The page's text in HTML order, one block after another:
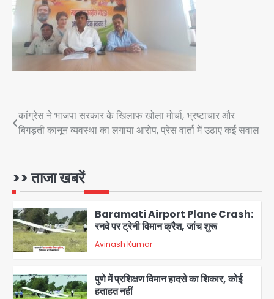
Post
navigation
कांग्रेस ने भाजपा सरकार के खिलाफ खोला मोर्चा, भ्रष्टाचार और
बिगड़ती कानून व्यवस्था का लगाया आरोप, प्रेस वार्ता में उठाए कई सवाल
>> ताजा खबरें
Greater Noida Gas
Connection Fraud: बुजुर्ग से वीडियो
कॉल पर 9.77 लाख की साइबर फ्रॉड
Avinash Kumar
5
Avinash Kumar
1
2
Baramati Airport Plane Crash:
रनवे पर ट्रेनी विमान क्रैश, जांच शुरू
Avinash Kumar
पुणे में प्रशिक्षण विमान हादसे का शिकार, कोई
हताहत नहीं